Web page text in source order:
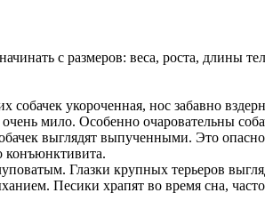
с размеров: веса, роста, длины
укороченная, нос забавно
мило. Особенно очаровательны
выглядят выпученными. Это
конъюнктивита.
Глазки крупных терьеров
Песики храпят во время сна,